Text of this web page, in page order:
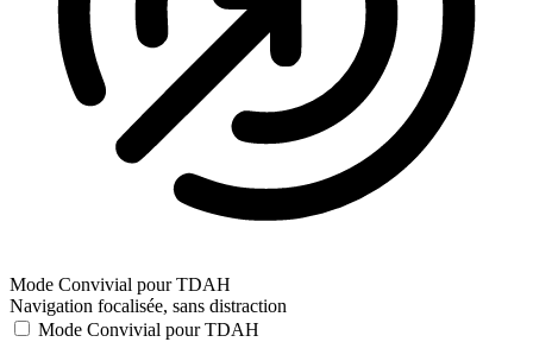
Mode Convivial pour TDAH
Navigation focalisée, sans distraction
Mode Convivial pour TDAH